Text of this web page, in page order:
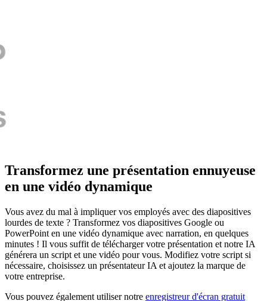
Transformez une présentation ennuyeuse
en une vidéo dynamique
Vous avez du mal à impliquer vos employés avec des diapositives
lourdes de texte ? Transformez vos diapositives Google ou
PowerPoint en une vidéo dynamique avec narration, en quelques
minutes ! Il vous suffit de télécharger votre présentation et notre IA
générera un script et une vidéo pour vous. Modifiez votre script si
nécessaire, choisissez un présentateur IA et ajoutez la marque de
votre entreprise.
Vous pouvez également utiliser notre enregistreur d'écran gratuit